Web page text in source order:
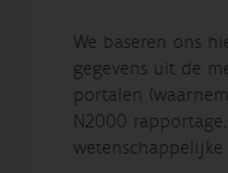
We baseren ons
gegevens uit de
portalen
N2000